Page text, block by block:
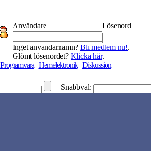
Användare
Lösenord
Inget användarnamn? Bli medlem nu!.
Glömt lösenordet? Klicka här.
Programvara Hemelektronik Diskussion
Snabbval: